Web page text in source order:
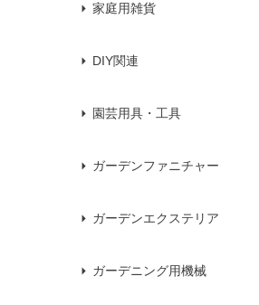
家庭用雑貨
DIY関連
園芸用具・工具
ガーデンファニチャー
ガーデンエクステリア
ガーデニング用機械